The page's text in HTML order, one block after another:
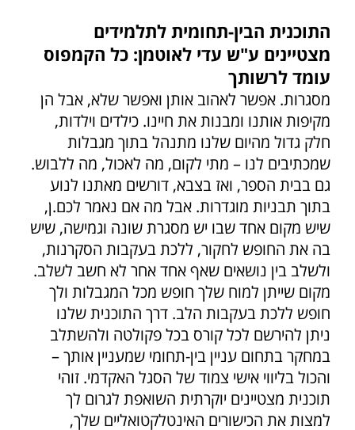
התוכנית הבין-תחומית לתלמידים
מצטיינים ע"ש עדי לאוטמן: כל הקמפוס
עומד לרשותך
מסגרות. אפשר לאהוב אותן ואפשר שלא, אבל הן
מקיפות אותנו ומבנות את חיינו. כילדים וילדות,
חלק גדול מהיום שלנו מתנהל בתוך מגבלות
שמכתיבים לנו – מתי לקום, מה לאכול, מה ללבוש.
גם בבית הספר, ואז בצבא, דורשים מאתנו לנוע
בתוך תבניות מוגדרות. אבל מה אם נאמר לכם.ן,
שיש מקום אחד שבו יש מסגרת שונה וגמישה, שיש
בה את החופש לחקור, ללכת בעקבות הסקרנות,
ולשלב בין נושאים שאף אחד אחר לא חשב לשלב.
מקום שייתן למוח שלך חופש מכל המגבלות ולך
חופש ללכת בעקבות הלב. דרך התוכנית שלנו
ניתן להירשם לכל קורס בכל פקולטה ולהשתלב
במחקר בתחום עניין בין-תחומי שמעניין אותך –
והכול בליווי אישי צמוד של הסגל האקדמי. זוהי
תוכנית מצטיינים יוקרתית השואפת לגרום לך
למצות את הכישורים האינטלקטואליים שלך,